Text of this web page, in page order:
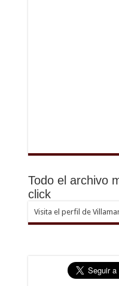
Todo el archivo
click
Visita el perfil de